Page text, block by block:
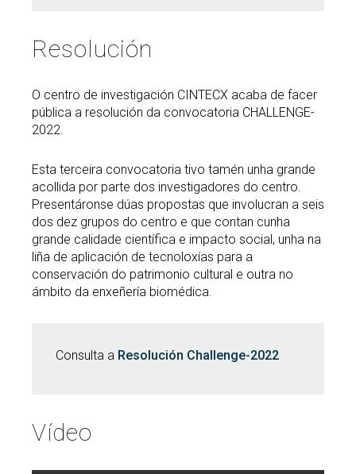
Resolución
O centro de investigación CINTECX acaba de facer
pública a resolución da convocatoria CHALLENGE-
2022.
Esta terceira convocatoria tivo tamén unha grande
acollida por parte dos investigadores do centro.
Presentáronse dúas propostas que involucran a seis
dos dez grupos do centro e que contan cunha
grande calidade científica e impacto social, unha na
liña de aplicación de tecnoloxías para a
conservación do patrimonio cultural e outra no
ámbito da enxeñería biomédica.
Consulta a Resolución Challenge-2022
Vídeo